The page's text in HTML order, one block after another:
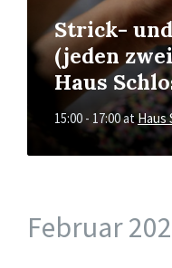
Strick-
(jeden
Haus
15:00 - 17:00atHaus
Februar